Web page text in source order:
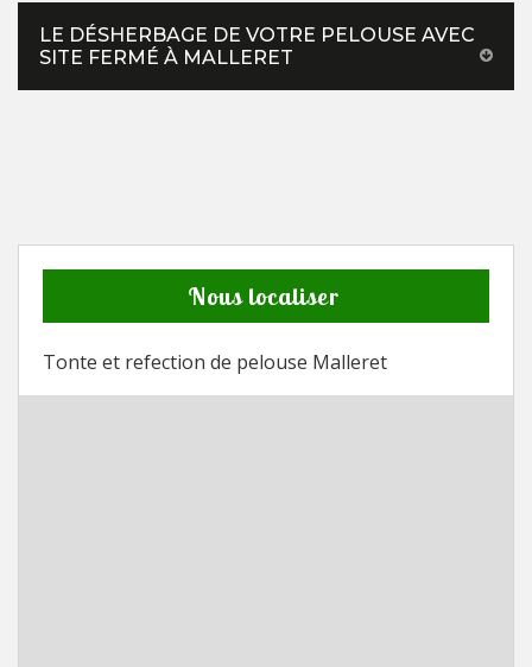
LE DÉSHERBAGE DE VOTRE PELOUSE AVEC
SITE FERMÉ À MALLERET
Nous localiser
Tonte et refection de pelouse Malleret